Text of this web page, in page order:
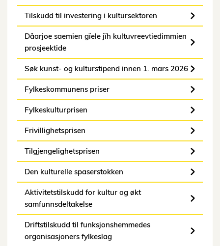
Tilskudd til investering i kultursektoren
Dåarjoe saemien gïele jïh kultuvreevtiedimmien
prosjeektide
Søk kunst- og kulturstipend innen 1. mars 2026
Fylkeskommunens priser
Fylkeskulturprisen
Frivillighetsprisen
Tilgjengelighetsprisen
Den kulturelle spaserstokken
Aktivitetstilskudd for kultur og økt
samfunnsdeltakelse
Driftstilskudd til funksjonshemmedes
organisasjoners fylkeslag